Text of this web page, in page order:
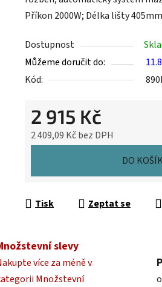
z
hvězdiček.
Příkon 2000W; Délka lišty
Dostupnost
Můžeme doručit do:
Kód:
2 915 Kč
2 409,09 Kč bez DPH
DO
Tisk Zeptat se
slevy
více za méně v
Množstevní